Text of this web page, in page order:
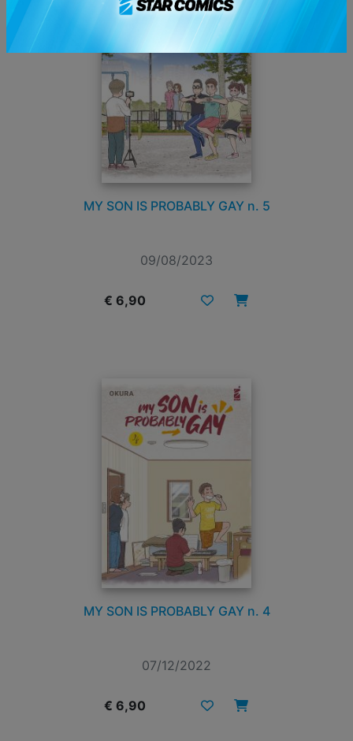
MY SON IS PROBABLY GAY n. 5
09/08/2023
€ 6,90
MY SON IS PROBABLY GAY n. 4
07/12/2022
€ 6,90